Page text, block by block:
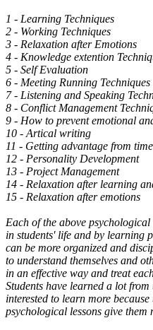
1 - Learning Techniques
2 - Working Techniques
3 - Relaxation after Emotions
4 - Knowledge extention
5 - Self Evaluation
6 - Meeting Running Techniques
7 - Listening and Speaking
8 - Conflict Management
9 - How to prevent emotional
10 - Artical writing
11 - Getting advantage from time
12 - Personality Development
13 - Project Management
14 - Relaxation after learning
15 - Relaxation after emotions
Each of the above
in students' life and by learning
can be more organized and
to understand themselves and
in an effective way and treat
Students have learned a lot
interested to learn more
psychological lessons give